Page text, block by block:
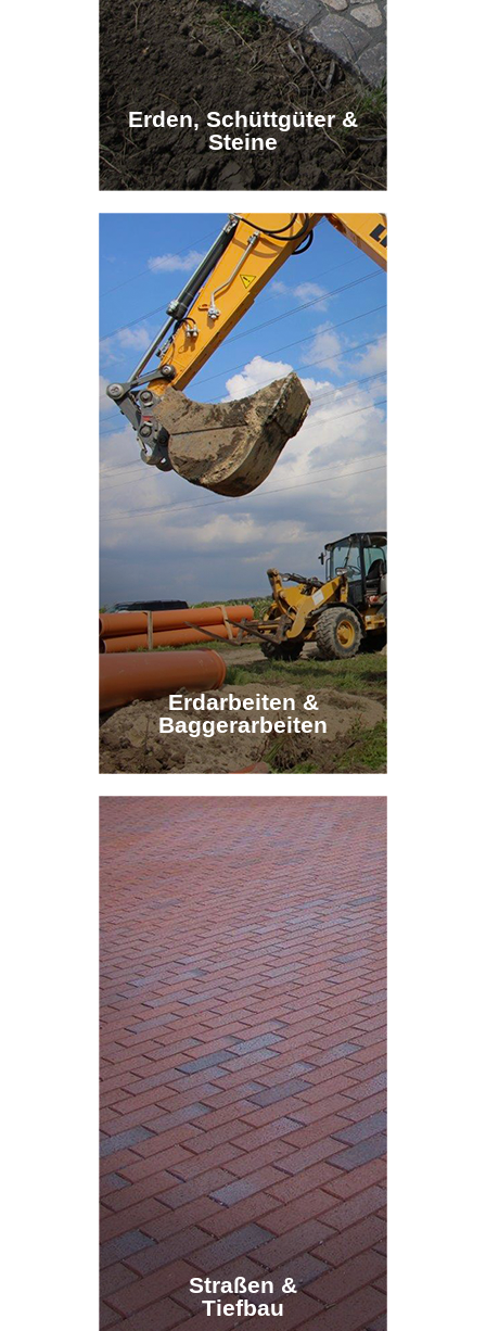
Erden, Schüttgüter &
Steine
Erdarbeiten &
Baggerarbeiten
Straßen &
Tiefbau
Erden, Schüttgüter &
Steine
Erdarbeiten &
Baggerarbeiten
Straßen &
Tiefbau